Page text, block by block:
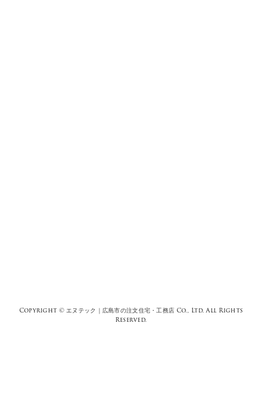
Copyright ©エヌテック｜広島市の注文住宅・工務店 Co., Ltd. All Rights
Reserved.